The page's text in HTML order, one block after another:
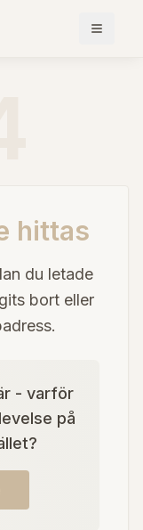
hittas
du letade
bort eller
- varför
på